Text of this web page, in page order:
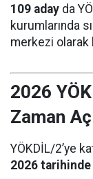
109 aday da
kurumlarında
merkezi olarak
2026
Zaman
YÖKDİL/2’ye
2026 tarihinde